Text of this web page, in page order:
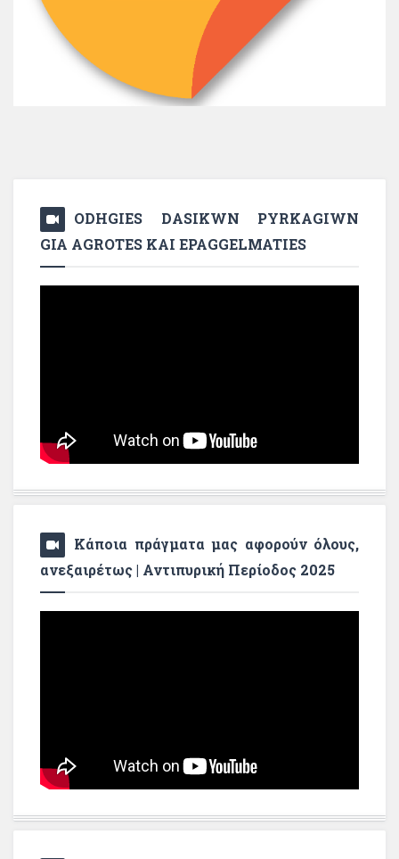
ODHGIES DASIKWN PYRKAGIWN
GIA AGROTES KAI EPAGGELMATIES
Κάποια πράγματα μας αφορούν όλους,
ανεξαιρέτως | Αντιπυρική Περίοδος 2025